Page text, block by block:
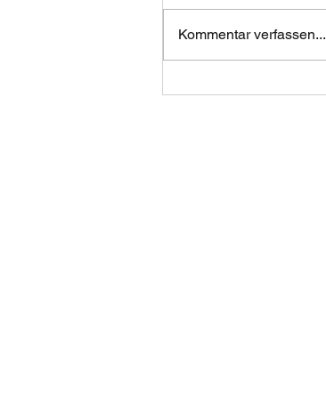
Kommentar verfassen...